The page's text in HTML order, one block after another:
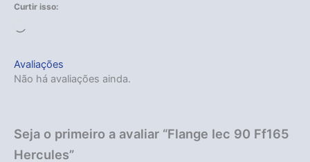
Curtir isso:
Avaliações
Não há avaliações ainda.
Seja o primeiro a avaliar “Flange Iec 90 Ff165
Hercules”